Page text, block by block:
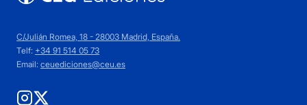
C/Julián Romea, 18 - 28003 Madrid, España.
Telf: +34 91 514 05 73
Email: ceuediciones@ceu.es